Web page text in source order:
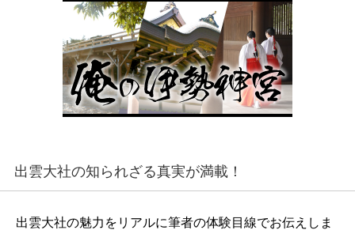
出雲大社の知られざる真実が満載！
出雲大社の魅力をリアルに筆者の体験目線でお伝えしま